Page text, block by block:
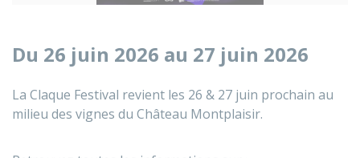
Du 26 juin 2026 au 27 juin 2026
La Claque Festival revient les 26 & 27 juin prochain au
milieu des vignes du Château Montplaisir.